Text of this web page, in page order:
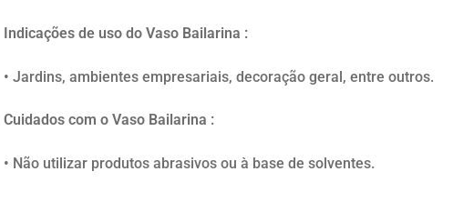
Indicações de uso do Vaso Bailarina :
• Jardins, ambientes empresariais, decoração geral, entre outros.
Cuidados com o Vaso Bailarina :
• Não utilizar produtos abrasivos ou à base de solventes.